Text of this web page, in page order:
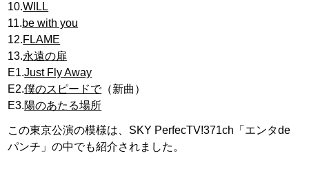
10.WILL
11.be with you
12.FLAME
13.永遠の扉
E1.Just Fly Away
E2.僕のスピードで（新曲）
E3.陽のあたる場所
この東京公演の模様は、SKY PerfecTV!371ch「エンタde
パンチ」の中でも紹介されました。